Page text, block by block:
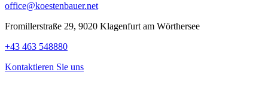
office@koestenbauer.net
Fromillerstraße 29, 9020 Klagenfurt am Wörthersee
+43 463 548880
Kontaktieren Sie uns